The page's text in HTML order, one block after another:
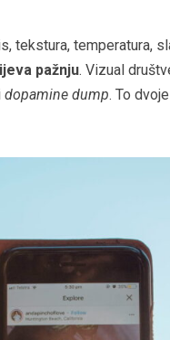
tekstura, temperatura,
pažnju. Vizual
dopamine dump. To